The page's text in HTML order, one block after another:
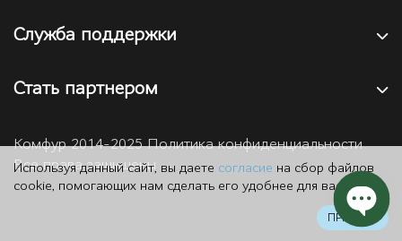
Используя данный сайт, вы даете согласие на сбор файлов
cookie, помогающих нам сделать его удобнее для вас.
ПРИНЯТЬ
Служба поддержки
Стать партнером
Комфур 2014-2025 Политика конфиденциальности
Все права защищены